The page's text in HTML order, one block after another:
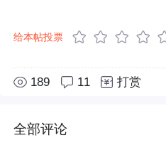
给本帖投票
189 11 打赏
全部评论